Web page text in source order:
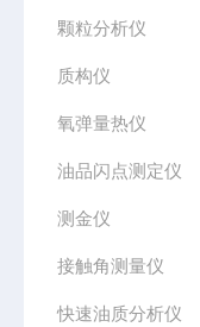
颗粒分析仪
质构仪
氧弹量热仪
油品闪点测定仪
测金仪
接触角测量仪
快速油质分析仪